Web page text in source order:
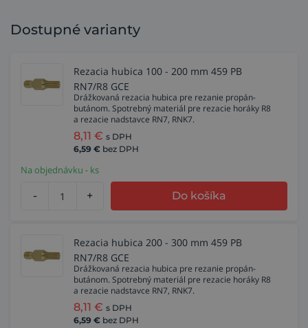
Dostupné varianty
Rezacia hubica 100 - 200 mm 459 PB
RN7/R8 GCE
Drážkovaná rezacia hubica pre rezanie propán-
butánom. Spotrebný materiál pre rezacie horáky R8
a rezacie nadstavce RN7, RNK7.
8,11 € s DPH
6,59 € bez DPH
Na objednávku - ks
- + Do košíka
Rezacia hubica 200 - 300 mm 459 PB
RN7/R8 GCE
Drážkovaná rezacia hubica pre rezanie propán-
butánom. Spotrebný materiál pre rezacie horáky R8
a rezacie nadstavce RN7, RNK7.
8,11 € s DPH
6,59 € bez DPH